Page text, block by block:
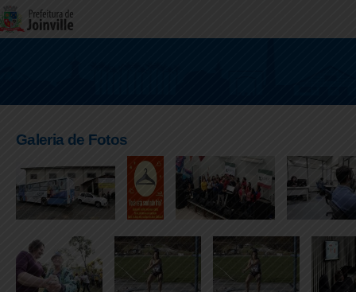
Galeria de Fotos